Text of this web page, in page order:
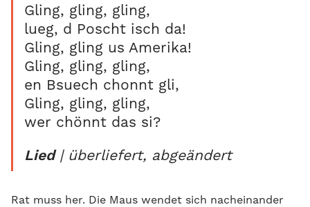
Gling, gling, gling,
lueg, d Poscht isch da!
Gling, gling us Amerika!
Gling, gling, gling,
en Bsuech chonnt gli,
Gling, gling, gling,
wer chönnt das si?
Lied| überliefert, abgeändert
Rat muss her. Die Maus wendet sich nacheinander